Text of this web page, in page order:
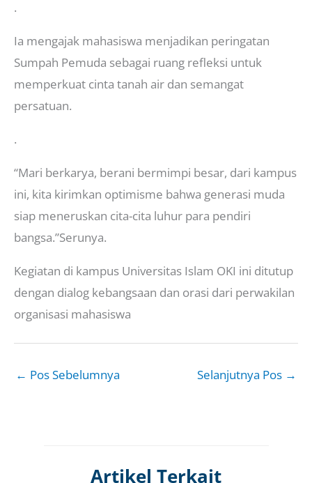
.
Ia mengajak mahasiswa menjadikan peringatan
Sumpah Pemuda sebagai ruang refleksi untuk
memperkuat cinta tanah air dan semangat
persatuan.
.
“Mari berkarya, berani bermimpi besar, dari kampus
ini, kita kirimkan optimisme bahwa generasi muda
siap meneruskan cita-cita luhur para pendiri
bangsa.”Serunya.
Kegiatan di kampus Universitas Islam OKI ini ditutup
dengan dialog kebangsaan dan orasi dari perwakilan
organisasi mahasiswa
← Pos Sebelumnya Selanjutnya Pos →
Artikel Terkait